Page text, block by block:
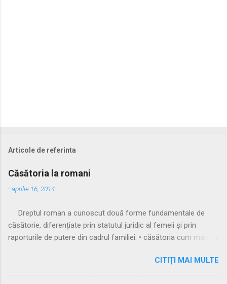
Articole de referinta
Căsătoria la romani
-aprilie 16, 2014
Dreptul roman a cunoscut două forme fundamentale de
căsătorie, diferențiate prin statutul juridic al femeii și prin
raporturile de putere din cadrul familiei: • căsătoria cum manus
și practicată a fost căsătoria cu manus, prin care femeia
trecea sub autoritatea soțului, devenind parte a familiei
CITIȚI MAI MULTE